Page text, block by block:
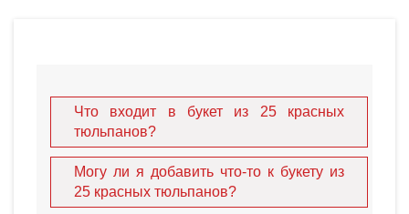
Что входит в букет из 25 красных
тюльпанов?
Могу ли я добавить что-то к букету из
25 красных тюльпанов?